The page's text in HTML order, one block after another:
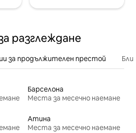
разглеждане
за продължителен престой
Барселона
Места за месечно наемане
Атина
Места за месечно наемане